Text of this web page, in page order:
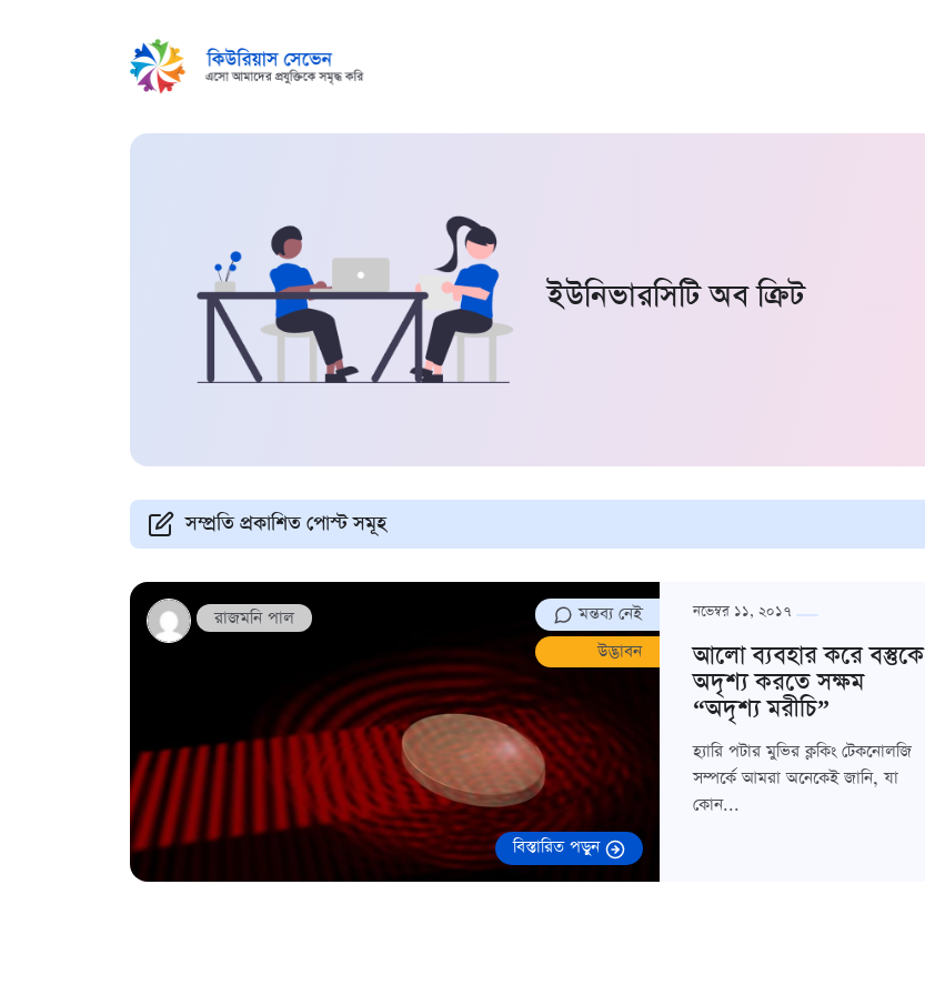
ইউনিভারসিটি অব ক্রিট
সম্প্রতি প্রকাশিত পোস্ট সমূহ
রাজমনি পাল
মন্তব্য নেই
উদ্ভাবন
বিস্তারিত পড়ুন
নভেম্বর ১১, ২০১৭
আলো ব্যবহার করে বস্তুকে
অদৃশ্য করতে সক্ষম
“অদৃশ্য মরীচি”
হ্যারি পটার মুভির ক্লকিং টেকনোলজি
সম্পর্কে আমরা অনেকেই জানি, যা
কোন...